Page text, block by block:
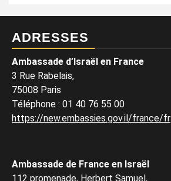
ADRESSES
Ambassade d’Israël en France
3 Rue Rabelais,
75008 Paris
Téléphone : 01 40 76 55 00
https://new.embassies.gov.il/france/fr
Ambassade de France en Israël
112 promenade, Herbert Samuel,